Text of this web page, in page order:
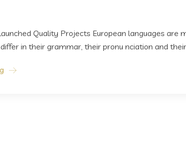
Quality Projects European languages are
in their grammar, their pronu nciation and